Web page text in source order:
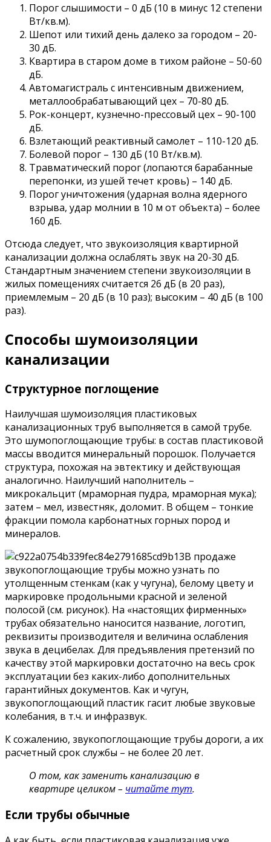
Порог слышимости – 0 дБ (10 в минус 12 степени
Вт/кв.м).
Шепот или тихий день далеко за городом – 20-
30 дБ.
Квартира в старом доме в тихом районе – 50-60
дБ.
Автомагистраль с интенсивным движением,
металлообрабатывающий цех – 70-80 дБ.
Рок-концерт, кузнечно-прессовый цех – 90-100
дБ.
Взлетающий реактивный самолет – 110-120 дБ.
Болевой порог – 130 дБ (10 Вт/кв.м).
Травматический порог (лопаются барабанные
перепонки, из ушей течет кровь) – 140 дБ.
Порог уничтожения (ударная волна ядерного
взрыва, удар молнии в 10 м от объекта) – более
160 дБ.
Отсюда следует, что звукоизоляция квартирной
канализации должна ослаблять звук на 20-30 дБ.
Стандартным значением степени звукоизоляции в
жилых помещениях считается 26 дБ (в 20 раз),
приемлемым – 20 дБ (в 10 раз); высоким – 40 дБ (в 100
раз).
Способы шумоизоляции
канализации
Структурное поглощение
Наилучшая шумоизоляция пластиковых
канализационных труб выполняется в самой трубе.
Это шумопоглощающие трубы: в состав пластиковой
массы вводится минеральный порошок. Получается
структура, похожая на эвтектику и действующая
аналогично. Наилучший наполнитель –
микрокальцит (мраморная пудра, мраморная мука);
затем – мел, известняк, доломит. В общем – тонкие
фракции помола карбонатных горных пород и
минералов.
В продаже
звукопоглощающие трубы можно узнать по
утолщенным стенкам (как у чугуна), белому цвету и
маркировке продольными красной и зеленой
полосой (см. рисунок). На «настоящих фирменных»
трубах обязательно наносится название, логотип,
реквизиты производителя и величина ослабления
звука в децибелах. Для предъявления претензий по
качеству этой маркировки достаточно на весь срок
эксплуатации без каких-либо дополнительных
гарантийных документов. Как и чугун,
звукопоглощающий пластик гасит любые звуковые
колебания, в т.ч. и инфразвук.
К сожалению, звукопоглощающие трубы дороги, а их
расчетный срок службы – не более 20 лет.
О том, как заменить канализацию в
квартире целиком – читайте тут.
Если трубы обычные